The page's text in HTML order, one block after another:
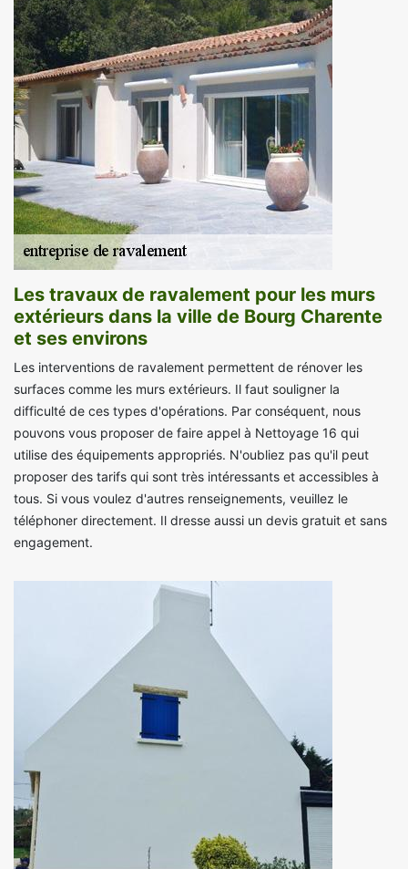
Les travaux de ravalement pour les murs
extérieurs dans la ville de Bourg Charente
et ses environs
Les interventions de ravalement permettent de rénover les
surfaces comme les murs extérieurs. Il faut souligner la
difficulté de ces types d'opérations. Par conséquent, nous
pouvons vous proposer de faire appel à Nettoyage 16 qui
utilise des équipements appropriés. N'oubliez pas qu'il peut
proposer des tarifs qui sont très intéressants et accessibles à
tous. Si vous voulez d'autres renseignements, veuillez le
téléphoner directement. Il dresse aussi un devis gratuit et sans
engagement.